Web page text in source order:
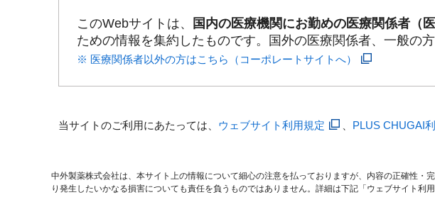
このWebサイトは、 国内の医療機関にお勤めの医療関係者（
ための情報を集約したものです。国外の医療関係者、一般の
※ 医療関係者以外の方はこちら（コーポレートサイトへ）
当サイトのご利用にあたっては、 ウェブサイト利用規定 PLUS CHUGAI
中外製薬株式会社は、本サイト上の情報について細心の注意を払っておりますが、内容の正確性
り発生したいかなる損害についても責任を負うものではありません。詳細は下記「ウェブサイト利用